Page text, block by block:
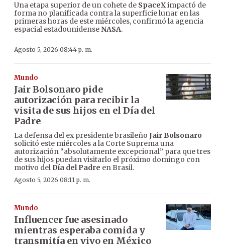
Una etapa superior de un cohete de SpaceXimpactó de
forma no planificada contra la superficie lunar en las
primeras horas de este miércoles, confirmó la agencia
espacial estadounidenseNASA.
Agosto 5, 2026 08:44 p. m.
Mundo
Jair Bolsonaro pide
autorización para recibir la
visita de sus hijos en el Día del
Padre
La defensa del ex presidente brasileño Jair Bolsonaro
solicitó este miércoles a la Corte Suprema una
autorización “absolutamente excepcional” para que tres
de sus hijos puedan visitarlo el próximo domingo con
motivo del Día del Padre en Brasil.
Agosto 5, 2026 08:11 p. m.
Mundo
Influencer fue asesinado
mientras esperaba comida y
transmitía en vivo en México